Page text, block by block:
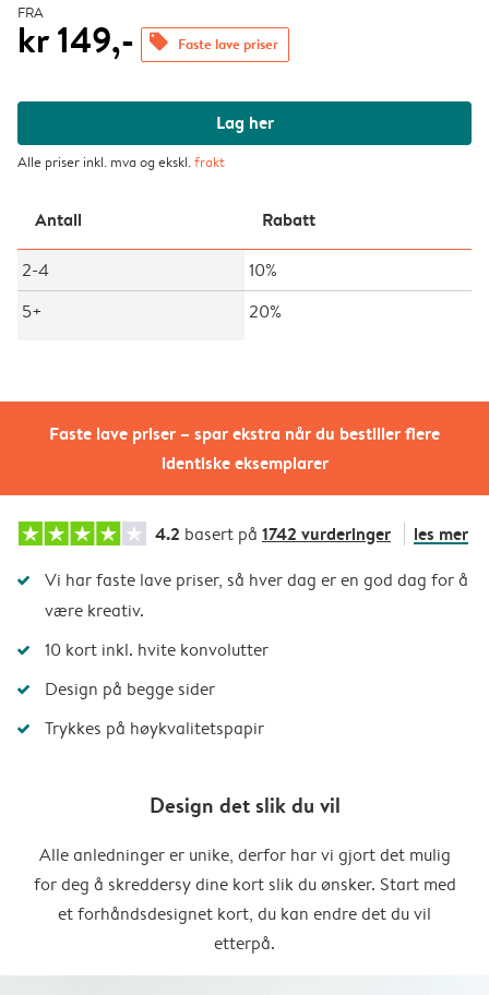
Faste lave priser – spar ekstra når du bestiller flere
identiske eksemplarer
FRA
kr 149,- offers Faste lave priser
Lag her
Alle priser inkl. mva og ekskl.frakt
Antall Rabatt
2-4
10%
5+
20%
4.2 basert på 1742 vurderinger les mer
Vi har faste lave priser, så hver dag er en god dag for å
være kreativ.
10 kort inkl. hvite konvolutter
Design på begge sider
Trykkes på høykvalitetspapir
Design det slik du vil
Alle anledninger er unike, derfor har vi gjort det mulig
for deg å skreddersy dine kort slik du ønsker. Start med
et forhåndsdesignet kort, du kan endre det du vil
etterpå.